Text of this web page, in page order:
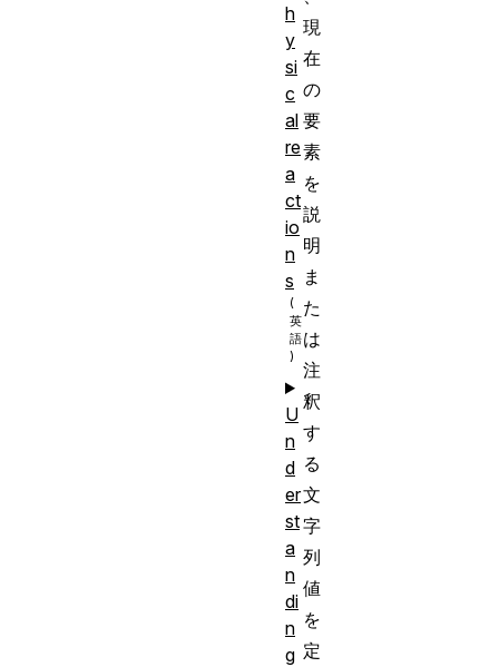
現
在
の
要
素
を
説
明
ま
た
は
注
釈
す
る
文
字
列
値
を
定
h
y
si
c
al
re
a
ct
io
n
s
U
n
d
er
st
a
n
di
n
g